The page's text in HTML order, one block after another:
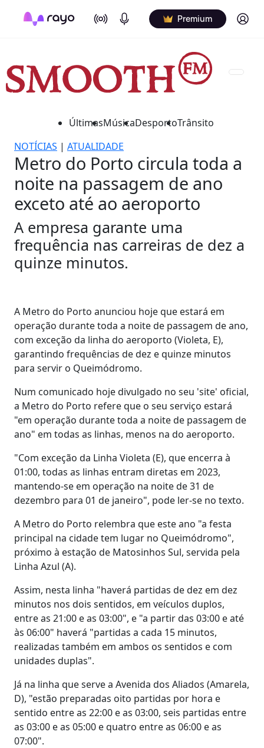
On Air Podcasts Premium Log in
ÚltimasMúsicaDesportoTrânsito
NOTÍCIAS | ATUALIDADE
Metro do Porto circula toda a
noite na passagem de ano
exceto até ao aeroporto
A empresa garante uma
frequência nas carreiras de dez a
quinze minutos.
A Metro do Porto anunciou hoje que estará em
operação durante toda a noite de passagem de ano,
com exceção da linha do aeroporto (Violeta, E),
garantindo frequências de dez e quinze minutos
para servir o Queimódromo.
Num comunicado hoje divulgado no seu 'site' oficial,
a Metro do Porto refere que o seu serviço estará
"em operação durante toda a noite de passagem de
ano" em todas as linhas, menos na do aeroporto.
"Com exceção da Linha Violeta (E), que encerra à
01:00, todas as linhas entram diretas em 2023,
mantendo-se em operação na noite de 31 de
dezembro para 01 de janeiro", pode ler-se no texto.
A Metro do Porto relembra que este ano "a festa
principal na cidade tem lugar no Queimódromo",
próximo à estação de Matosinhos Sul, servida pela
Linha Azul (A).
Assim, nesta linha "haverá partidas de dez em dez
minutos nos dois sentidos, em veículos duplos,
entre as 21:00 e as 03:00", e "a partir das 03:00 e até
às 06:00" haverá "partidas a cada 15 minutos,
realizadas também em ambos os sentidos e com
unidades duplas".
Já na linha que serve a Avenida dos Aliados (Amarela,
D), "estão preparadas oito partidas por hora e
sentido entre as 22:00 e as 03:00, seis partidas entre
as 03:00 e as 05:00 e quatro entre as 06:00 e as
07:00".